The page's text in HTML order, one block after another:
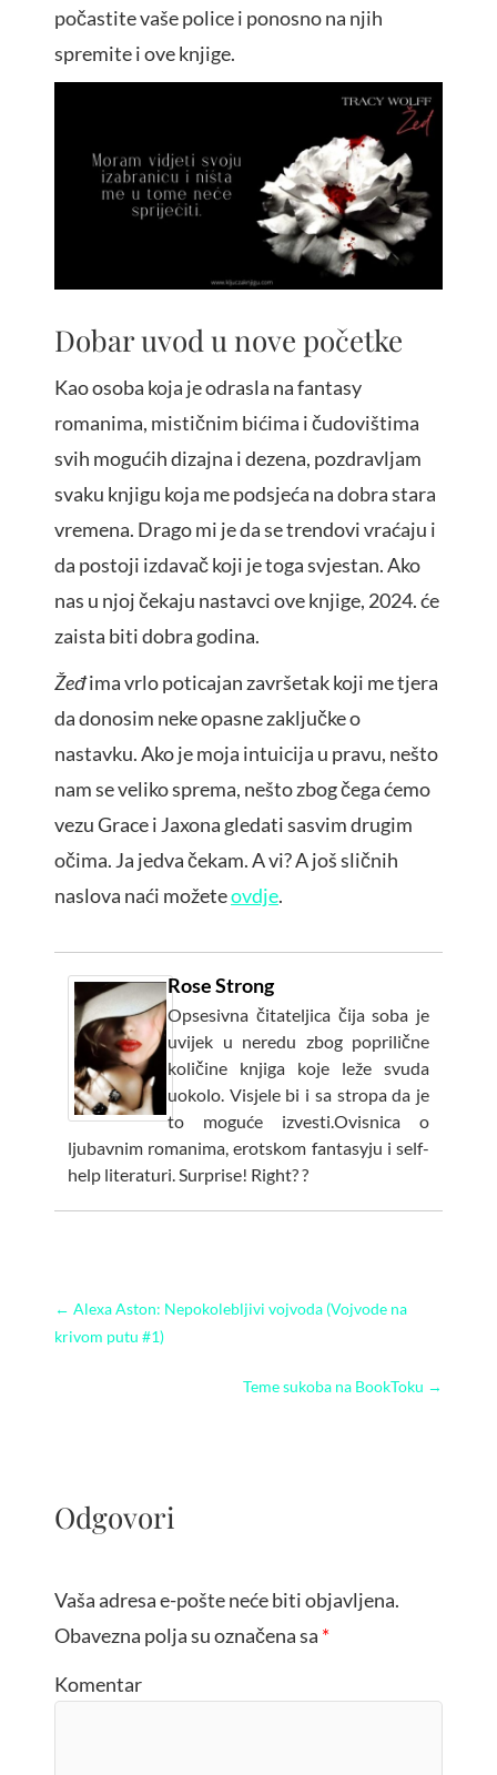
počastite vaše police i ponosno na njih
spremite i ove knjige.
Dobar uvod u nove početke
Kao osoba koja je odrasla na fantasy
romanima, mističnim bićima i čudovištima
svih mogućih dizajna i dezena, pozdravljam
svaku knjigu koja me podsjeća na dobra stara
vremena. Drago mi je da se trendovi vraćaju i
da postoji izdavač koji je toga svjestan. Ako
nas u njoj čekaju nastavci ove knjige, 2024. će
zaista biti dobra godina.
Žeđima vrlo poticajan završetak koji me tjera
da donosim neke opasne zaključke o
nastavku. Ako je moja intuicija u pravu, nešto
nam se veliko sprema, nešto zbog čega ćemo
vezu Grace i Jaxona gledati sasvim drugim
očima. Ja jedva čekam. A vi? A još sličnih
naslova naći možeteovdje.
Rose Strong
Opsesivna čitateljica čija soba je
uvijek u neredu zbog poprilične
količine knjiga koje leže svuda
uokolo. Visjele bi i sa stropa da je
to moguće izvesti.Ovisnica o
ljubavnim romanima, erotskom fantasyju i self-
help literaturi. Surprise! Right? ?
← Alexa Aston: Nepokolebljivi vojvoda (Vojvode na
krivom putu #1)
Teme sukoba na BookToku →
Odgovori
Vaša adresa e-pošte neće biti objavljena.
Obavezna polja su označena sa *
Komentar